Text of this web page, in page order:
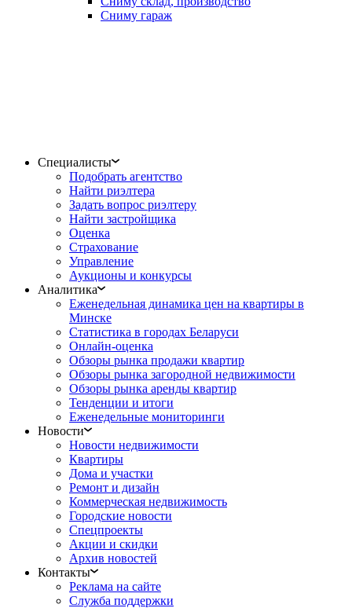
Сниму гараж
Специалисты
Подобрать агентство
Найти риэлтера
Задать вопрос риэлтеру
Найти застройщика
Оценка
Страхование
Управление
Аукционы и конкурсы
Аналитика
Еженедельная динамика цен на квартиры в
Минске
Статистика в городах Беларуси
Онлайн-оценка
Обзоры рынка продажи квартир
Обзоры рынка загородной недвижимости
Обзоры рынка аренды квартир
Тенденции и итоги
Еженедельные мониторинги
Новости
Новости недвижимости
Квартиры
Дома и участки
Ремонт и дизайн
Коммерческая недвижимость
Городские новости
Спецпроекты
Акции и скидки
Архив новостей
Контакты
Реклама на сайте
Служба поддержки